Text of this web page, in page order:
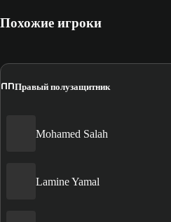
Похожие игроки
ПППравый полузащитник
Mohamed Salah
Lamine Yamal